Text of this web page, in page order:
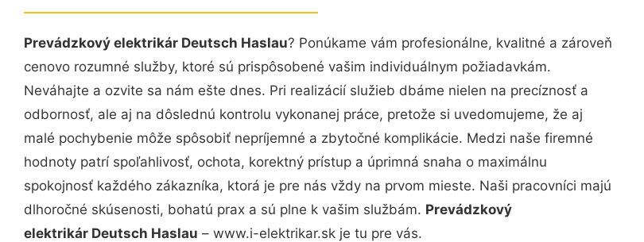
Prevádzkový elektrikár Deutsch Haslau? Ponúkame vám profesionálne, kvalitné a zároveň
cenovo rozumné služby, ktoré sú prispôsobené vašim individuálnym požiadavkám.
Neváhajte a ozvite sa nám ešte dnes. Pri realizácií služieb dbáme nielen na precíznosť a
odbornosť, ale aj na dôslednú kontrolu vykonanej práce, pretože si uvedomujeme, že aj
malé pochybenie môže spôsobiť nepríjemné a zbytočné komplikácie. Medzi naše firemné
hodnoty patrí spoľahlivosť, ochota, korektný prístup a úprimná snaha o maximálnu
spokojnosť každého zákazníka, ktorá je pre nás vždy na prvom mieste. Naši pracovníci majú
dlhoročné skúsenosti, bohatú prax a sú plne k vašim službám. Prevádzkový
elektrikár Deutsch Haslau – www.i-elektrikar.sk je tu pre vás.